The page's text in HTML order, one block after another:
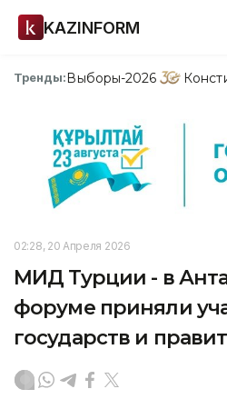
KAZINFORM
Тренды:Выборы-2026
02:28, 20 Апреля 2026
МИД Турции - в
форуме приняли
государств и